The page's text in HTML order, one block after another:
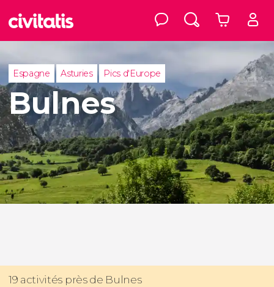
Espagne Asturies Pics d'Europe
Bulnes
19 activités près de Bulnes